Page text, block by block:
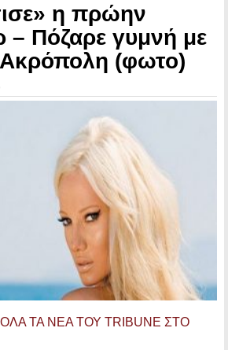
η πρώην
– Πόζαρε γυμνή με
(φωτο)
ΟΛΑ ΤΑ ΝΕΑ ΤΟΥ TRIBUNE ΣΤΟ